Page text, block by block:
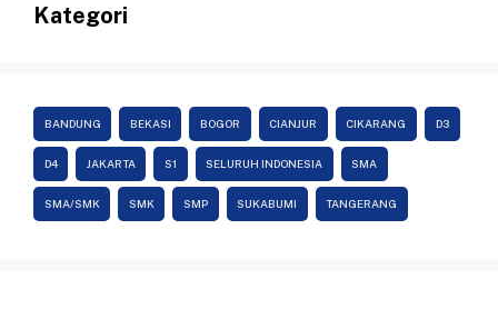
Kategori
BANDUNG BEKASI BOGOR CIANJUR CIKARANG D3
D4 JAKARTA S1 SELURUH INDONESIA SMA
SMA/SMK SMK SMP SUKABUMI TANGERANG